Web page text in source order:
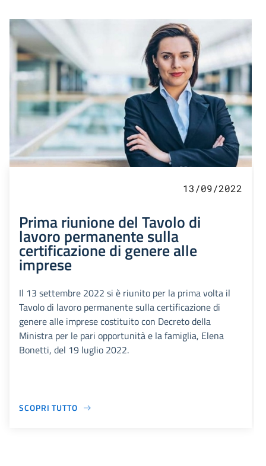
13/09/2022
Prima riunione del Tavolo di
lavoro permanente sulla
certificazione di genere alle
imprese
Il 13 settembre 2022 si è riunito per la prima volta il
Tavolo di lavoro permanente sulla certificazione di
genere alle imprese costituito con Decreto della
Ministra per le pari opportunità e la famiglia, Elena
Bonetti, del 19 luglio 2022.
SCOPRI TUTTO